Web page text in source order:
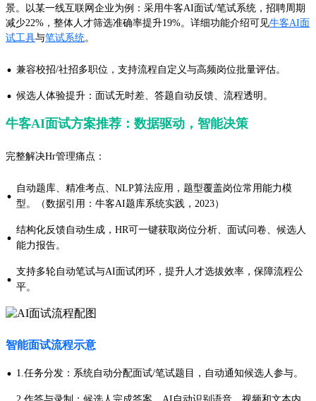
景。以某一线互联网企业为例：采用牛客AI面试/笔试系统，招聘周期
减少22%，整体人才筛选准确率提升19%。详细功能介绍可见牛客AI面
试工具与笔试系统。
· 兼容校招/社招多职位，支持流程自定义与高频岗位批量评估。
· 候选人体验提升：面试无时差、答题自动反馈、流程透明。
牛客AI面试方案推荐：数据驱动，智能决策
完整解决Hr管理痛点：
· 自动题库、精准考点、NLP算法应用，题型覆盖岗位常用能力模
型。（数据引用：牛客AI题库系统实践，2023）
· 结构化反馈自动生成，HR可一键获取岗位分析、面试问卷、候选人
能力报告。
· 支持多轮自动笔试与AI面试闭环，提升人才选拔效率，保障流程公
平。
智能面试流程示意
· 1.任务分发：系统自动分配面试/笔试题目，自动通知候选人参与。